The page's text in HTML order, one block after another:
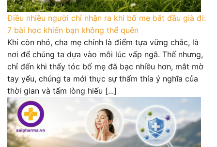
Điều nhiều người chỉ nhận ra khi bố mẹ bắt đầu già đi:
7 bài học khiến bạn không thể quên
Khi còn nhỏ, cha mẹ chính là điểm tựa vững chắc, là
nơi để chúng ta dựa vào mỗi lúc vấp ngã. Thế nhưng,
chỉ đến khi thấy tóc bố mẹ đã bạc nhiều hơn, mắt mờ
tay yếu, chúng ta mới thực sự thấm thía ý nghĩa của
thời gian và tấm lòng hiếu [...]